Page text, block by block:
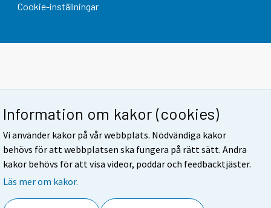
Information om kakor (cookies)
Vi använder kakor på vår webbplats. Nödvändiga kakor
behövs för att webbplatsen ska fungera på rätt sätt. Andra
kakor behövs för att visa videor, poddar och feedbacktjäster.
Läs mer om kakor.
Cookie-inställningar